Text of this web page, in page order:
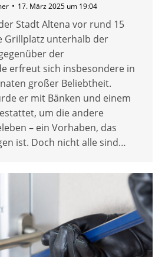
17. März 2025 um 19:04
Stadt Altena vor rund 15
Grillplatz unterhalb der
der
erfreut sich insbesondere in
großer Beliebtheit.
er mit Bänken und einem
um die andere
– ein Vorhaben, das
ist. Doch nicht alle sind…